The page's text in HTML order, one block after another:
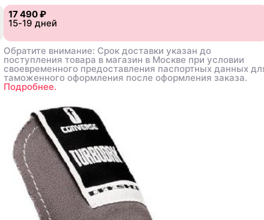
39.5 40
17 490 ₽
15-19 дней
Обратите внимание: Срок доставки указан до
поступления товара в магазин в Москве при условии
своевременного предоставления паспортных данных
таможенного оформления после оформления заказа.
Подробнее.
39.5 40
17 490 ₽
15-19 дней
Обратите внимание: Срок доставки указан до
поступления товара в магазин в Москве при условии
своевременного предоставления паспортных данных
таможенного оформления после оформления заказа.
Подробнее.